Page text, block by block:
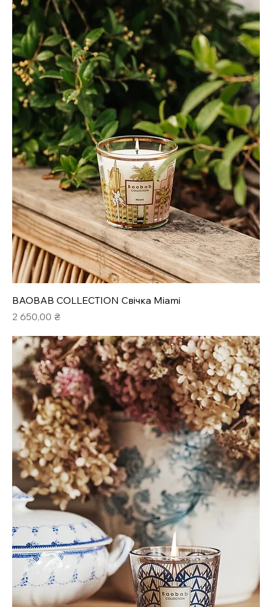
BAOBAB COLLECTION Свічка Miami
Ціна
2 650,00 ₴